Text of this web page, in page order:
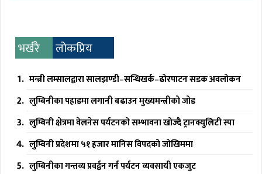
भर्खरै लोकप्रिय
मन्त्री लम्सालद्वारा सालझण्डी–सन्धिखर्क–ढोरपाटन सडक अवलोकन
लुम्बिनीका पहाडमा लगानी बढाउन मुख्यमन्त्रीको जोड
लुम्बिनी क्षेत्रमा वेलनेस पर्यटनको सम्भावना खोज्दै ट्रानक्युलिटी स्पा
लुम्बिनी प्रदेशमा ५१ हजार मानिस विपदको जोखिममा
लुम्बिनीका गन्तव्य प्रवर्द्वन गर्न पर्यटन व्यवसायी एकजुट